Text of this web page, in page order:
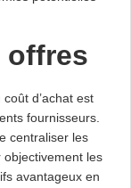
offres
d’achat est
fournisseurs.
centraliser les
objectivement les
avantageux en